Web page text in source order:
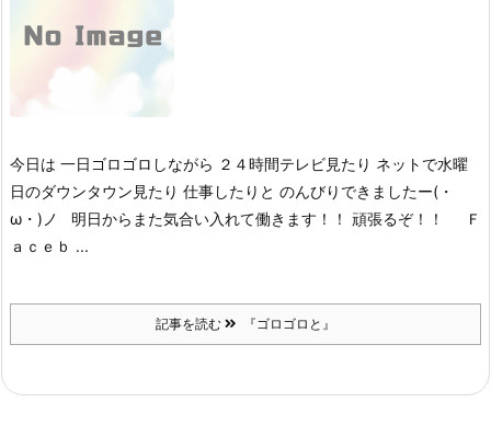
今日は 一日ゴロゴロしながら ２４時間テレビ見たり ネットで水曜
日のダウンタウン見たり 仕事したりと のんびりできましたー(・
ω・)ノ 明日からまた気合い入れて働きます！！ 頑張るぞ！！ Ｆ
ａｃｅｂ ...
記事を読む 『ゴロゴロと』